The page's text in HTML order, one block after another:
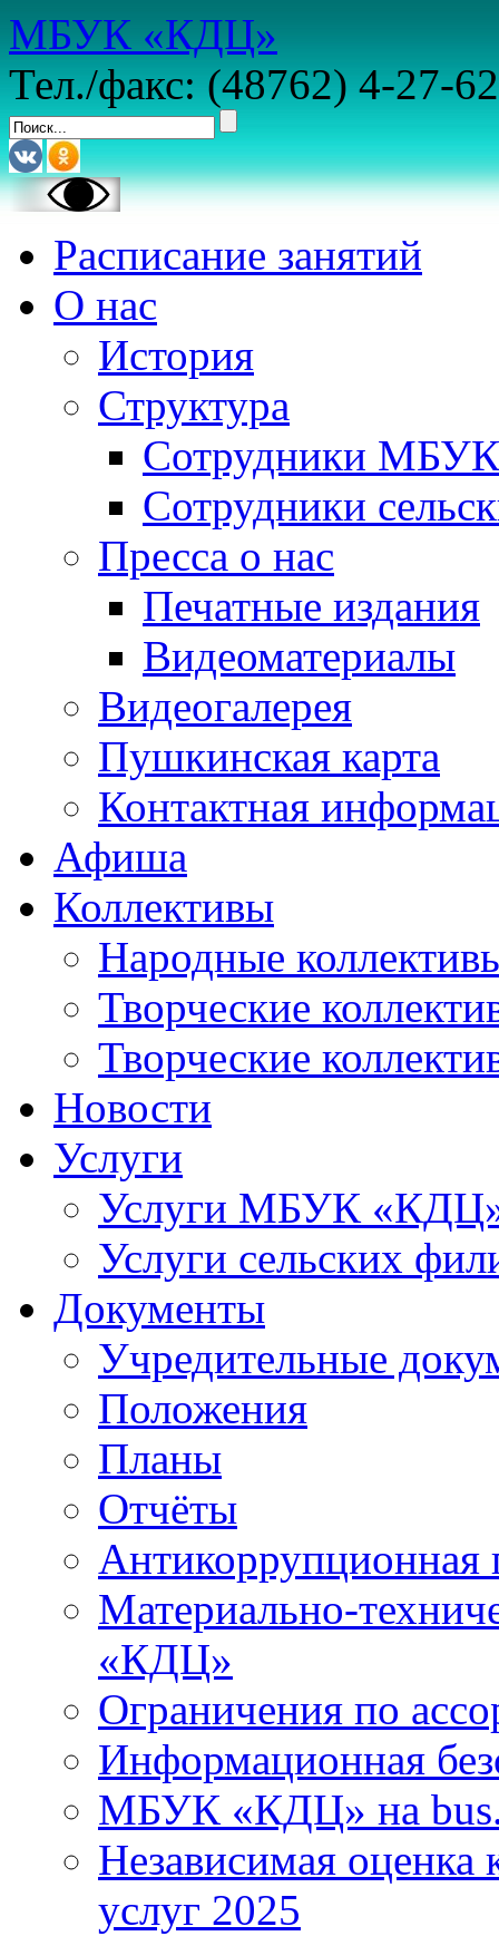
МБУК «КДЦ»
Тел./факс: (48762) 4-27-62
Расписание занятий
О нас
История
Структура
Сотрудники
Сотрудники
Пресса о нас
Печатные издания
Видеоматериалы
Видеогалерея
Пушкинская карта
Контактная
Афиша
Коллективы
Народные
Творческие
Творческие
Новости
Услуги
Услуги МБУК
Услуги сельских
Документы
Учредительные
Положения
Планы
Отчёты
Антикоррупционная
Материально-
«КДЦ»
Ограничения по
Информационная
МБУК «КДЦ» на
Независимая оценка
услуг 2025